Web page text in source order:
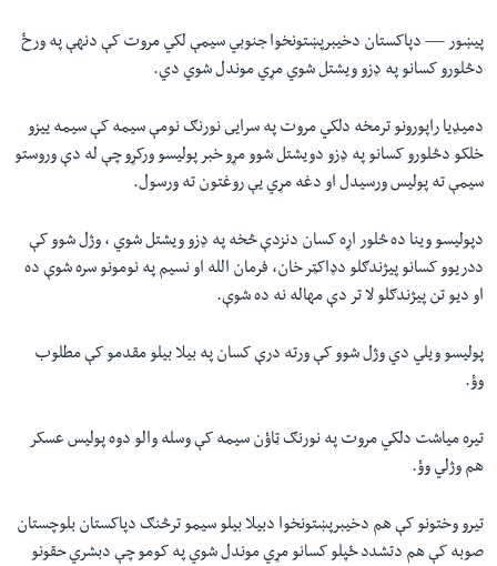
واوړئ
پيښور — دپاکستان دخيبرپښتونخوا جنوبي سيمې لکي مروت کې دنهې په ورځ
دڅلورو کسانو په ډزو ويشتل شوي مړي موندل شوي دي.
دميډيا راپورونو ترمخه دلکي مروت په سرايى نورنګ نومې سيمه کې سيمه ييزو
خلکو دڅلورو کسانو په ډزو دويشتل شوو مړو خبر پوليسو ورکړو چې له دې وروستو
سيمې ته پوليس ورسيدل او دغه مړي يې روغتون ته ورسول.
دپوليسو وينا ده څلور اړه کسان دنزدې څخه په ډزو ويشتل شوي ، وژل شوو کې
ددريوو کسانو پيژندګلو دډاکټر خان، فرمان الله او نسيم په نومونو سره شوې ده
او ديو تن پيژندګلو لا تر دې مهاله نه ده شوې.
پوليسو ويلي دي وژل شوو کې ورته درې کسان په بيلا بيلو مقدمو کې مطلوب
وؤ.
تيره مياشت دلکي مروت په نورنګ ټاؤن سيمه کې وسله والو دوه پوليس عسکر
هم وژلي وؤ.
تيرو وختونو کې هم دخيبرپښتونخوا دبيلا بيلو سيمو ترڅنګ دپاکستان بلوچستان
صوبه کې هم دتشدد ځپلو کسانو مړي موندل شوي په کومو چې دبشري حقونو